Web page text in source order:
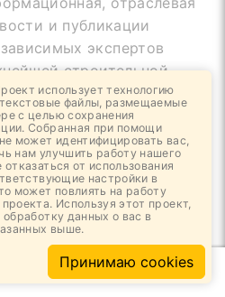
и публикации
экспертов
строительной
саморегулирования
Отдельные
содержать информацию,
для пользователей
18 лет
2019 - 2026
защищены
использует технологию
файлы, размещаемые
с целью сохранения
Собранная при помощи
может идентифицировать вас,
нам улучшить работу нашего
от использования
настройки в
может повлиять на работу
Используя этот проект,
данных о вас в
выше.
Принимаю cookies